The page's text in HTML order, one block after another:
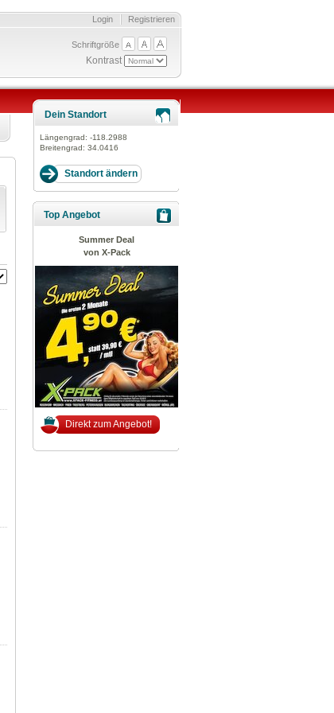
Registrieren
Login
Schriftgröße
Kontrast
Dein Standort
Längengrad: -118.2988
Breitengrad: 34.0416
Top Angebot
Summer Deal
von X-Pack
Direkt zum Angebot!